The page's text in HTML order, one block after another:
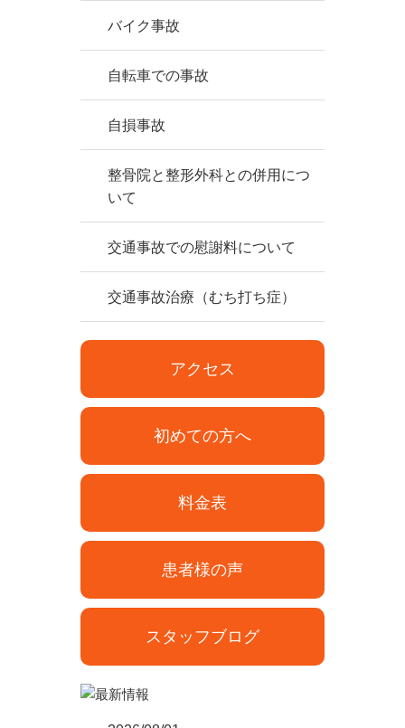
バイク事故
自転車での事故
自損事故
整骨院と整形外科との併用につ
いて
交通事故での慰謝料について
交通事故治療（むち打ち症）
アクセス
初めての方へ
料金表
患者様の声
スタッフブログ